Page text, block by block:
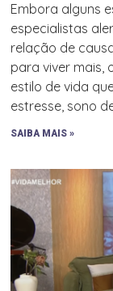
Embora alguns
especialistas
relação de
para viver mais,
estilo de vida
estresse, sono
SAIBA MAIS »